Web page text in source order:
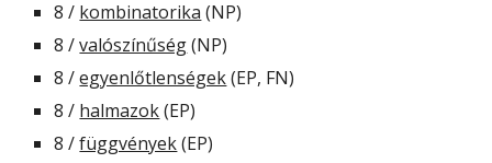
8 / kombinatorika (NP)
8 / valószínűség (NP)
8 / egyenlőtlenségek (EP, FN)
8 / halmazok (EP)
8 / függvények (EP)